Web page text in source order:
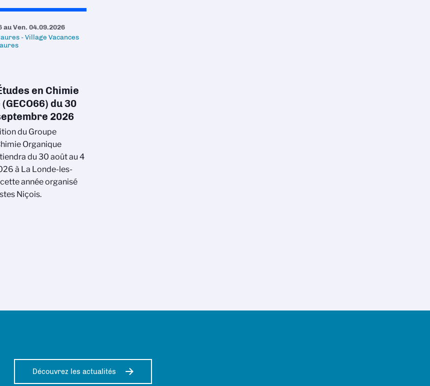
auVen. 04.09.2026
- Village Vacances
en Chimie
du 30
2026
du Groupe
Organique
du 30 août au 4
à La Londe-les-
année organisé
Niçois.
Découvrez les actualités